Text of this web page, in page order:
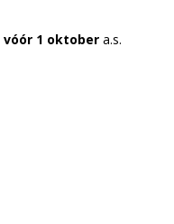
vóór 1 oktober a.s.